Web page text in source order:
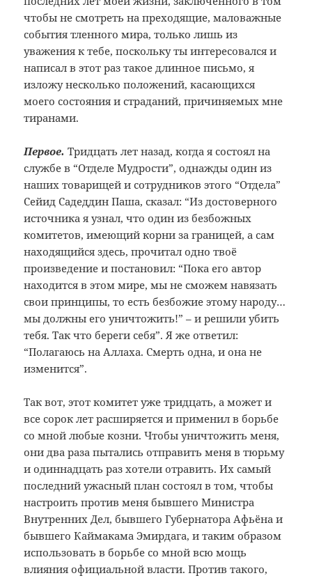
чтобы не смотреть на преходящие, маловажные
события тленного мира, только лишь из
уважения к тебе, поскольку ты интересовался и
написал в этот раз такое длинное письмо, я
изложу несколько положений, касающихся
моего состояния и страданий, причиняемых мне
тиранами.
Первое. Тридцать лет назад, когда я состоял на
службе в “Отделе Мудрости”, однажды один из
наших товарищей и сотрудников этого “Отдела”
Сейид Садеддин Паша, сказал: “Из достоверного
источника я узнал, что один из безбожных
комитетов, имеющий корни за границей, а сам
находящийся здесь, прочитал одно твоё
произведение и постановил: “Пока его автор
находится в этом мире, мы не сможем навязать
свои принципы, то есть безбожие этому народу…
мы должны его уничтожить!” – и решили убить
тебя. Так что береги себя”. Я же ответил:
“Полагаюсь на Аллаха. Смерть одна, и она не
изменится”.
Так вот, этот комитет уже тридцать, а может и
все сорок лет расширяется и применил в борьбе
со мной любые козни. Чтобы уничтожить меня,
они два раза пытались отправить меня в тюрьму
и одиннадцать раз хотели отравить. Их самый
последний ужасный план состоял в том, чтобы
настроить против меня бывшего Министра
Внутренних Дел, бывшего Губернатора Афьёна и
бывшего Каймакама Эмирдага, и таким образом
использовать в борьбе со мной всю мощь
влияния официальной власти. Против такого,